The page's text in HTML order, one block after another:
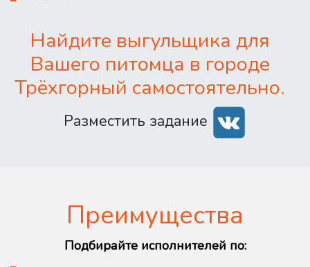
Найдите выгульщика для
Вашего питомца в городе
Трёхгорный самостоятельно.
Разместить задание
Преимущества
Подбирайте исполнителей по: